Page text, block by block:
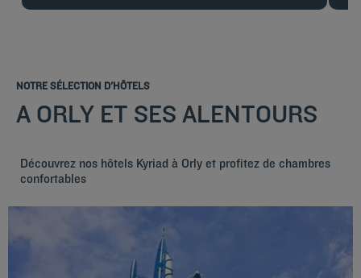
NOTRE SÉLECTION D'HÔTELS
A ORLY ET SES ALENTOURS
Découvrez nos hôtels Kyriad à Orly et profitez de chambres
confortables